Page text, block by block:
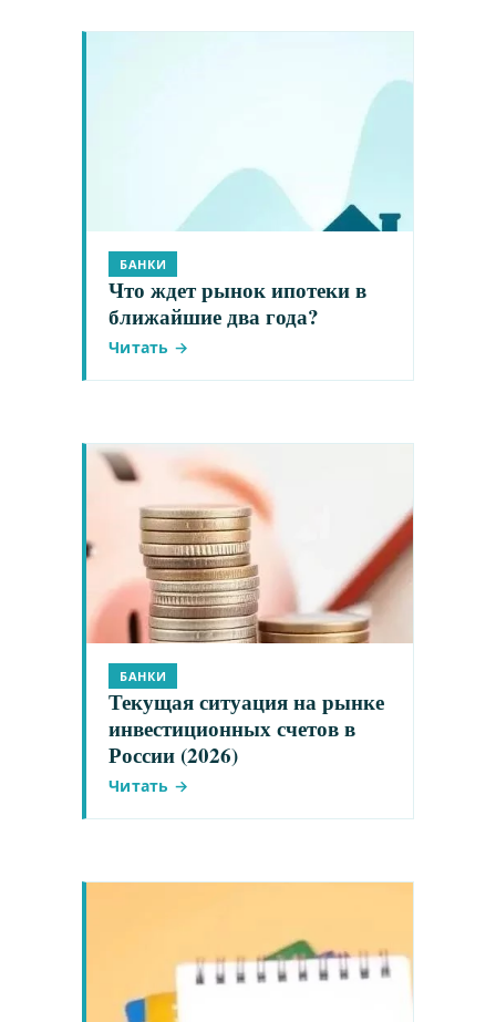
БАНКИ
Что ждет рынок ипотеки в
ближайшие два года?
Читать →
БАНКИ
Текущая ситуация на рынке
инвестиционных счетов в
России (2026)
Читать →